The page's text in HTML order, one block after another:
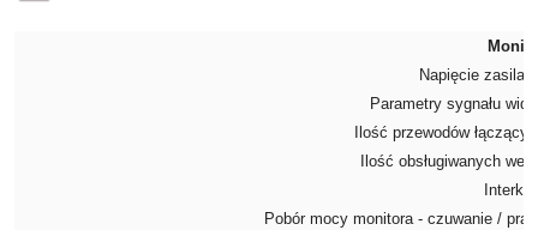
Napięcie
Parametry sygnału
Ilość przewodów
Ilość obsługiwanych
Pobór mocy monitora - czuwanie /